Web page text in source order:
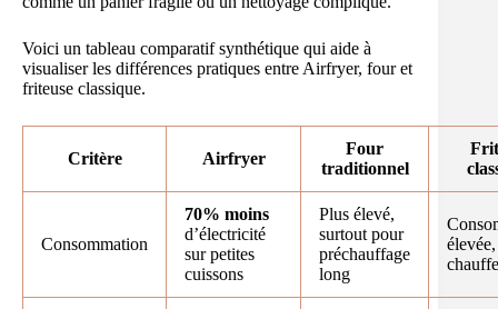
Voici un tableau comparatif synthétique qui aide à
visualiser les différences pratiques entre Airfryer, four et
friteuse classique.
Critère Airfryer
Four
traditionnel
Consommation
70% moins
d’électricité
sur petites
cuissons
Plus élevé,
surtout pour
préchauffage
long